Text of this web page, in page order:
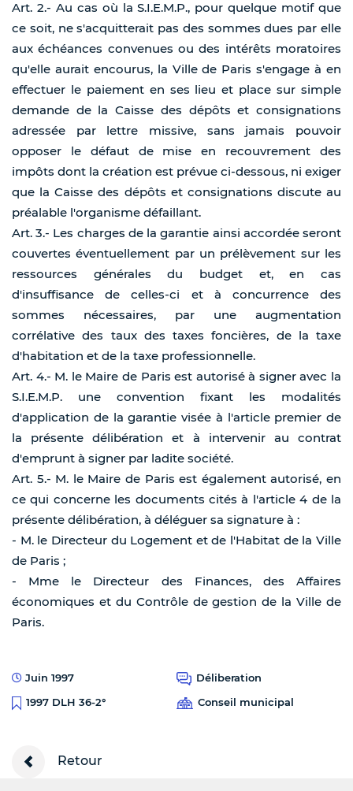
Art. 2.- Au cas où la S.I.E.M.P., pour quelque motif que
ce soit, ne s'acquitterait pas des sommes dues par elle
aux échéances convenues ou des intérêts moratoires
qu'elle aurait encourus, la Ville de Paris s'engage à en
effectuer le paiement en ses lieu et place sur simple
demande de la Caisse des dépôts et consignations
adressée par lettre missive, sans jamais pouvoir
opposer le défaut de mise en recouvrement des
impôts dont la création est prévue ci-dessous, ni exiger
que la Caisse des dépôts et consignations discute au
préalable l'organisme défaillant.
Art. 3.- Les charges de la garantie ainsi accordée seront
couvertes éventuellement par un prélèvement sur les
ressources générales du budget et, en cas
d'insuffisance de celles-ci et à concurrence des
sommes nécessaires, par une augmentation
corrélative des taux des taxes foncières, de la taxe
d'habitation et de la taxe professionnelle.
Art. 4.- M. le Maire de Paris est autorisé à signer avec la
S.I.E.M.P. une convention fixant les modalités
d'application de la garantie visée à l'article premier de
la présente délibération et à intervenir au contrat
d'emprunt à signer par ladite société.
Art. 5.- M. le Maire de Paris est également autorisé, en
ce qui concerne les documents cités à l'article 4 de la
présente délibération, à déléguer sa signature à :
- M. le Directeur du Logement et de l'Habitat de la Ville
de Paris ;
- Mme le Directeur des Finances, des Affaires
économiques et du Contrôle de gestion de la Ville de
Paris.
Juin 1997
Déliberation
1997 DLH 36-2°
Conseil municipal
Retour